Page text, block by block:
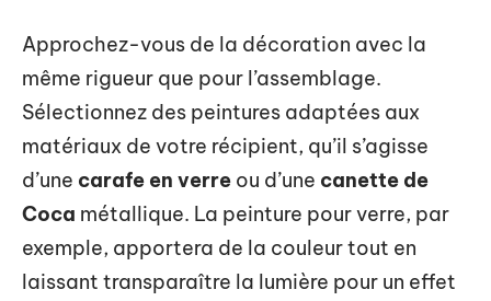
Approchez-vous de la décoration avec la
même rigueur que pour l’assemblage.
Sélectionnez des peintures adaptées aux
matériaux de votre récipient, qu’il s’agisse
d’une carafe en verre ou d’une canette de
Coca métallique. La peinture pour verre, par
exemple, apportera de la couleur tout en
laissant transparaître la lumière pour un effet